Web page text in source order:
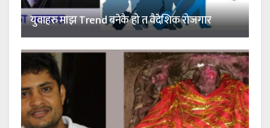
युवाहरु माझ Trend बनेकै हो त वैदेशिक रोजगार